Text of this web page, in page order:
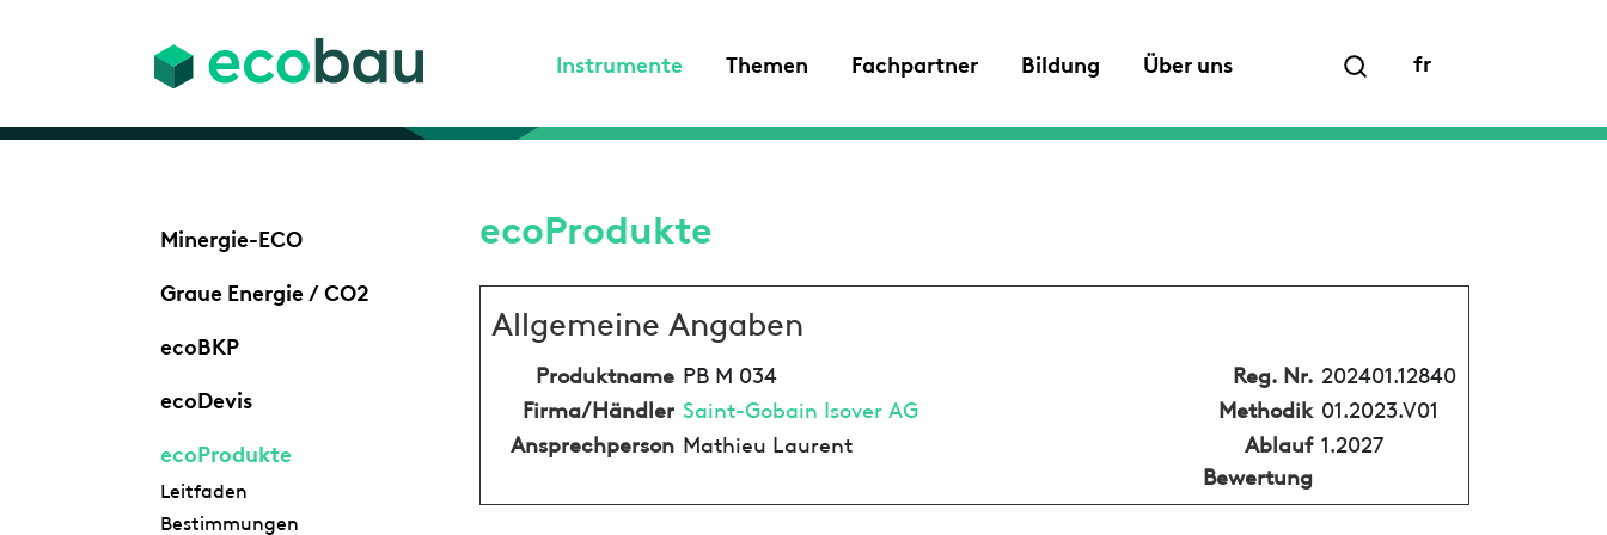
Instrumente Themen Fachpartner Bildung Über uns fr
Minergie-ECO
Graue Energie / CO2
ecoBKP
ecoDevis
ecoProdukte
Leitfaden
Bestimmungen
ecoProdukte
Allgemeine Angaben
Produktname PB M 034 Reg. Nr. 202401.12840
Firma/Händler Saint-Gobain Isover AG Methodik 01.2023.V01
Ansprechperson Mathieu Laurent
Ablauf
Bewertung
1.2027